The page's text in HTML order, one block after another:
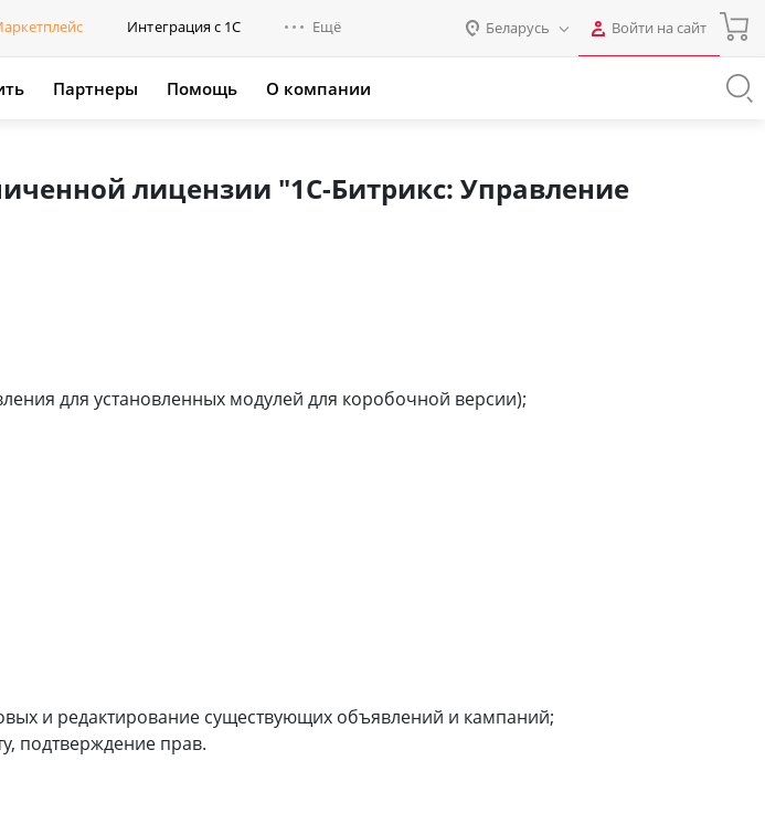
Интеграция с 1С Ещё
Промо для партнеров
Беларусь Войти на сайт
Логин
Забыли свой пароль?
Партнеры Помощь О компании
лицензии "1С-Битрикс: Управление
для установленных модулей для коробочной версии);
и редактирование существующих объявлений и кампаний;
подтверждение прав.